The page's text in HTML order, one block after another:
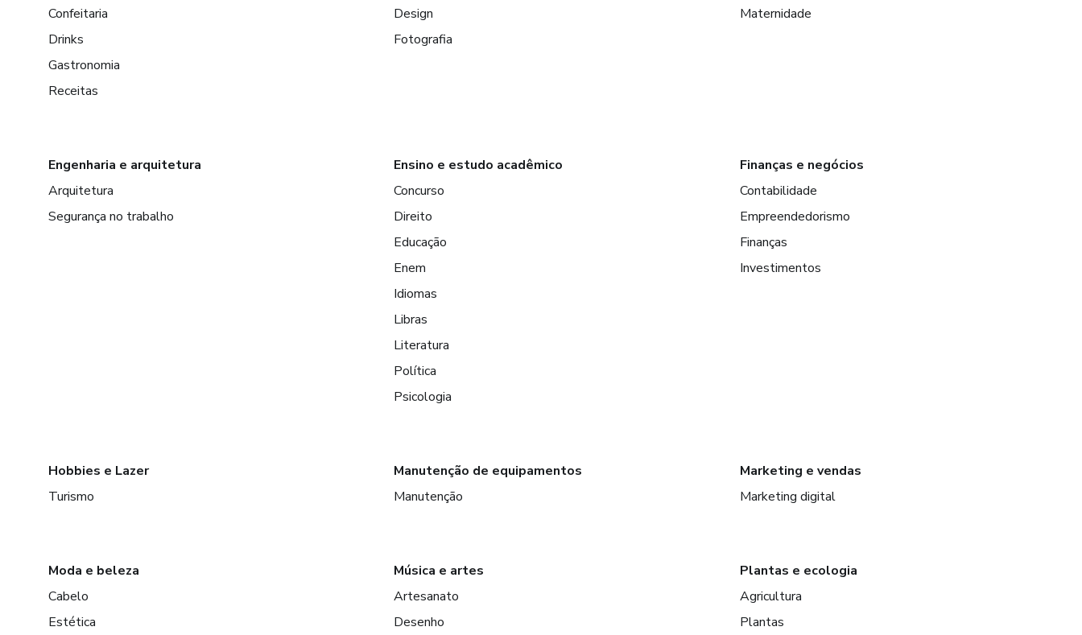
Confeitaria
Drinks
Gastronomia
Receitas
Design
Fotografia
Maternidade
Engenharia e arquitetura
Arquitetura
Segurança no trabalho
Ensino e estudo acadêmico
Concurso
Direito
Educação
Enem
Idiomas
Libras
Literatura
Política
Psicologia
Finanças e negócios
Contabilidade
Empreendedorismo
Finanças
Investimentos
Hobbies e Lazer
Turismo
Manutenção de equipamentos
Manutenção
Marketing e vendas
Marketing digital
Moda e beleza
Cabelo
Estética
Música e artes
Artesanato
Desenho
Plantas e ecologia
Agricultura
Plantas